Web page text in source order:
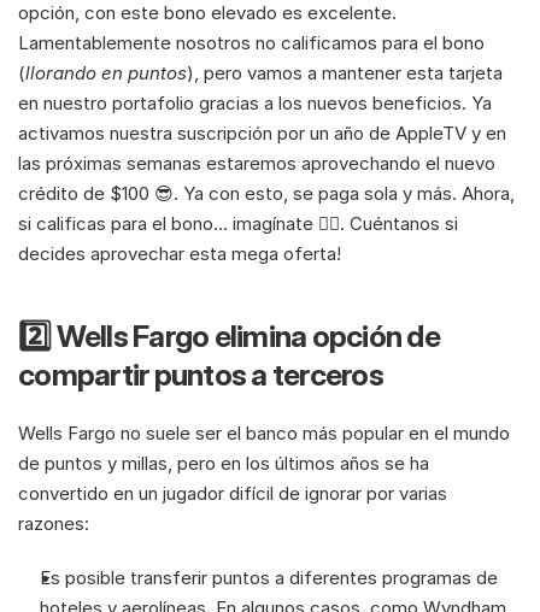
opción, con este bono elevado es excelente.
Lamentablemente nosotros no calificamos para el bono
(llorando en puntos), pero vamos a mantener esta tarjeta
en nuestro portafolio gracias a los nuevos beneficios. Ya
activamos nuestra suscripción por un año de AppleTV y en
las próximas semanas estaremos aprovechando el nuevo
crédito de $100 😎. Ya con esto, se paga sola y más. Ahora,
si calificas para el bono… imagínate 😮‍💨. Cuéntanos si
decides aprovechar esta mega oferta!
2️⃣ Wells Fargo elimina opción de
compartir puntos a terceros
Wells Fargo no suele ser el banco más popular en el mundo
de puntos y millas, pero en los últimos años se ha
convertido en un jugador difícil de ignorar por varias
razones:
Es posible transferir puntos a diferentes programas de